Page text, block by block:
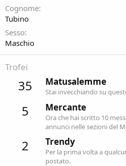
Cognome
Tubino
Sesso
Maschio
Trofei
35 Matusalemme
Stai invecchiando su
5 Mercante
Ora che hai scritto 10
annunci nelle sezioni del
2 Trendy
Per la prima volta a
postato.